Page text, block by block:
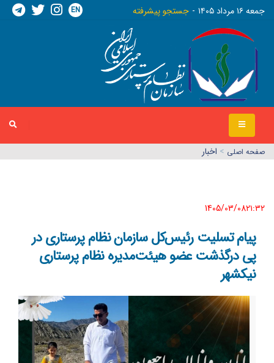
جمعه ١٦ مرداد ١٤٠٥ جستجو پیشرفته EN
صفحه اصلي > اخبار
1405/03/08٢١:٣٢
پیام تسلیت رئیس‌کل سازمان نظام پرستاری در
پی درگذشت عضو هیئت‌مدیره‌ نظام پرستاری
نیکشهر